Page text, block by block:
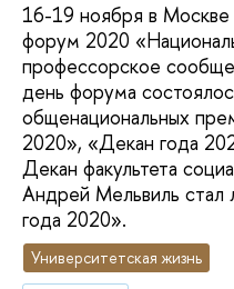
16-19 ноября в
форум 2020
профессорское
день форума
общенациональных
2020», «Декан года
Декан факультета
Андрей Мельвиль
года 2020».
Университетская жизнь